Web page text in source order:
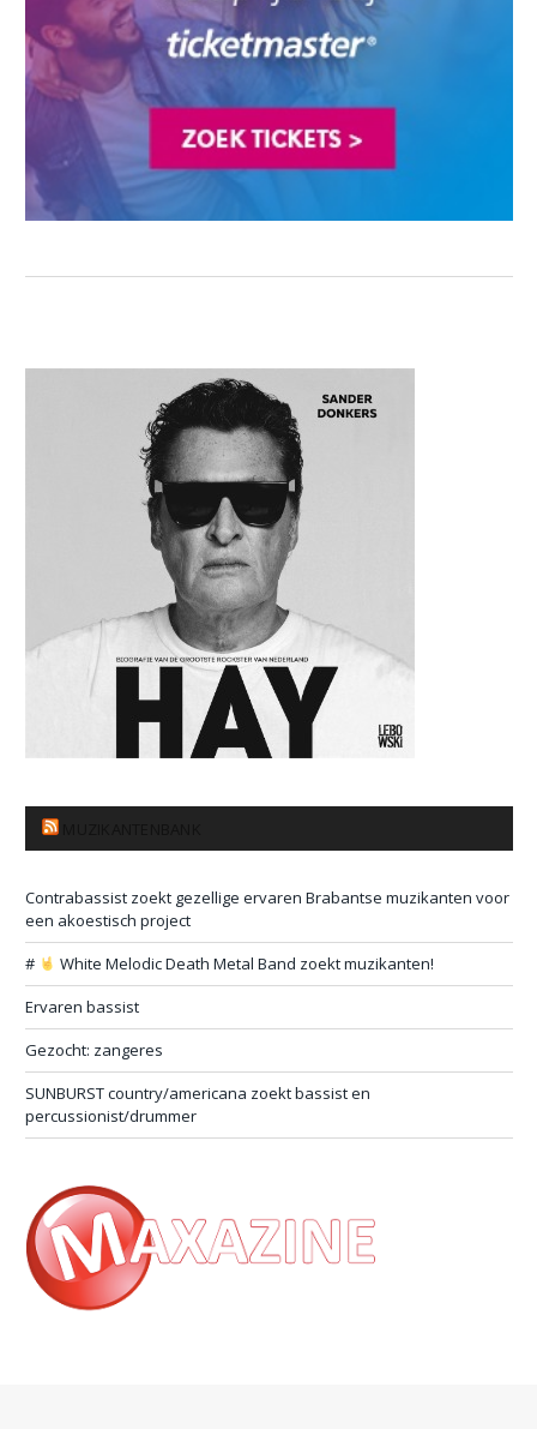
Contrabassist zoekt gezellige ervaren Brabantse muzikanten voor
een akoestisch project
#
White Melodic Death Metal Band zoekt muzikanten!
Ervaren bassist
Gezocht: zangeres
SUNBURST country/americana zoekt bassist en
percussionist/drummer